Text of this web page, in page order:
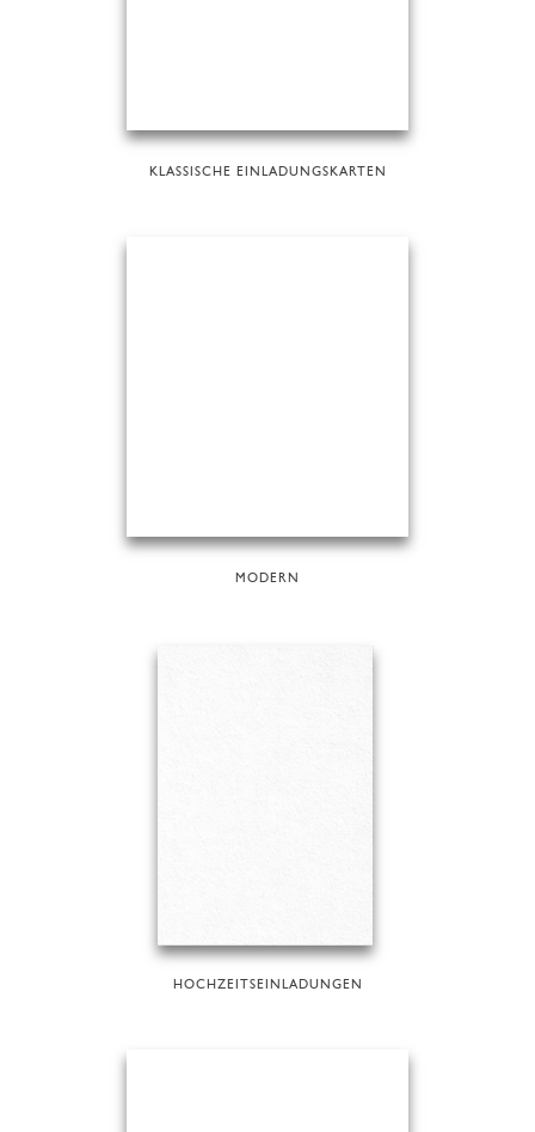
KLASSISCHE EINLADUNGSKARTEN
MODERN
HOCHZEITSEINLADUNGEN